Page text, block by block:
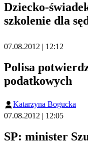
Dziecko-
szkolenie dla
07.08.2012 | 12:12
Polisa
podatkowych
Katarzyna Bogucka
07.08.2012 | 12:05
SP: minister